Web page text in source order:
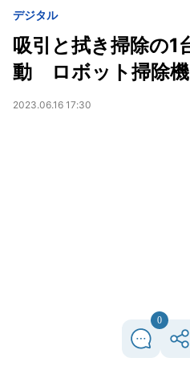
デジタル
吸引と拭き掃除の1
動 ロボット掃除機
2023.06.16 17:30
0